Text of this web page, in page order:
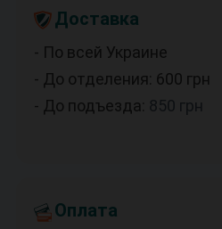
Доставка
- По всей Украине
- До отделения: 600 грн
- До подъезда: 850 грн
Оплата